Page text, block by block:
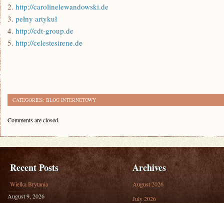
2. http://carolinelewandowski.de
3. pełny artykuł
4. http://cdt-group.de
5. http://celestesirene.de
CATEGORIES: BLOG INTERNETOWY
Comments are closed.
Recent Posts
Wielka Brytania
August 9, 2026
Archives
August 2026
July 2026